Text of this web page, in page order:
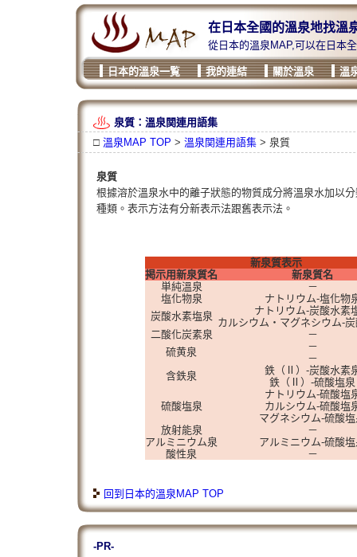
在日本全國的溫泉地找溫
從日本的溫泉MAP,可以在日本
日本的溫泉一覧 我的連結 關於溫泉 溫
泉質：溫泉関連用語集
□ 溫泉MAP TOP > 溫泉関連用語集 > 泉質
泉質
根據溶於溫泉水中的離子狀態的物質成分將溫泉水加以
種類。表示方法有分新表示法跟舊表示法。
新泉質表示
掲示用新泉質名
新泉質名
単純溫泉
－
塩化物泉
ナトリウム-塩化物
炭酸水素塩泉
ナトリウム-炭酸水素
カルシウム・マグネシウム-
二酸化炭素泉
－
硫黄泉
－
－
含鉄泉
鉄（Ⅱ）-炭酸水素
鉄（Ⅱ）-硫酸塩泉
硫酸塩泉
ナトリウム-硫酸塩
カルシウム-硫酸塩
マグネシウム-硫酸
放射能泉
－
アルミニウム泉
アルミニウム-硫酸
酸性泉
－
回到日本的溫泉MAP TOP
-PR-